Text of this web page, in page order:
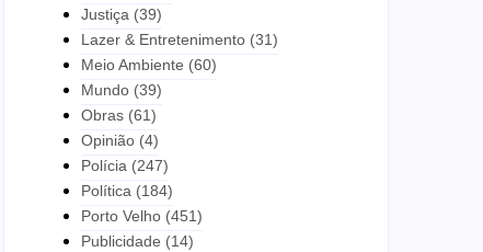
Justiça (39)
Lazer & Entretenimento (31)
Meio Ambiente (60)
Mundo (39)
Obras (61)
Opinião (4)
Polícia (247)
Política (184)
Porto Velho (451)
Publicidade (14)